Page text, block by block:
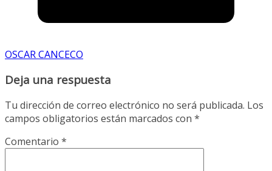
OSCAR CANCECO
Deja una respuesta
Tu dirección de correo electrónico no será publicada. Los
campos obligatorios están marcados con *
Comentario *